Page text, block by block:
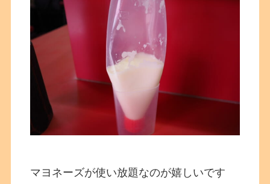
マヨネーズが使い放題なのが嬉しいです